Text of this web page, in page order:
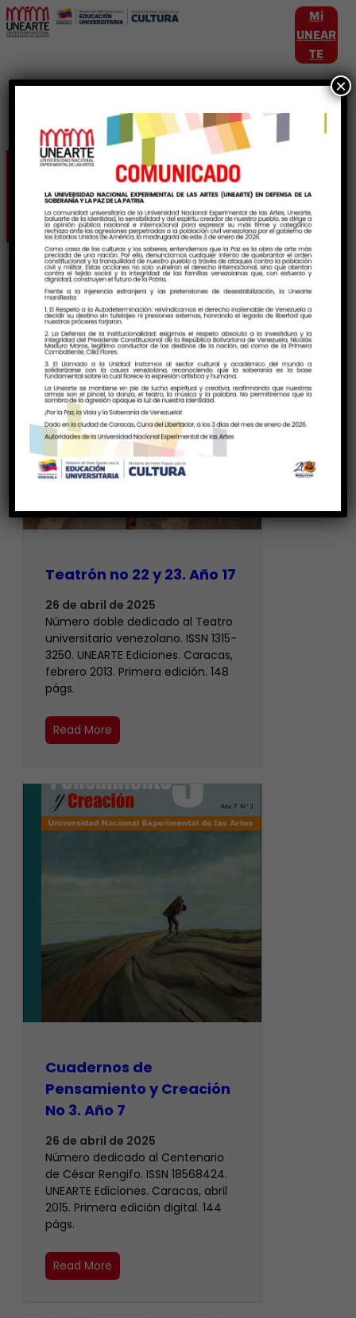
Mi
UNEAR
TE
Etiqueta:OPSU
Teatrón no 22 y 23. Año 17
26 de abril de 2025
Número doble dedicado al Teatro
universitario venezolano. ISSN 1315-
3250. UNEARTE Ediciones. Caracas,
febrero 2013. Primera edición. 148
págs.
Read More
Cuadernos de
Pensamiento y Creación
No 3. Año 7
26 de abril de 2025
Número dedicado al Centenario
de César Rengifo. ISSN 18568424.
UNEARTE Ediciones. Caracas, abril
2015. Primera edición digital. 144
págs.
Read More
×